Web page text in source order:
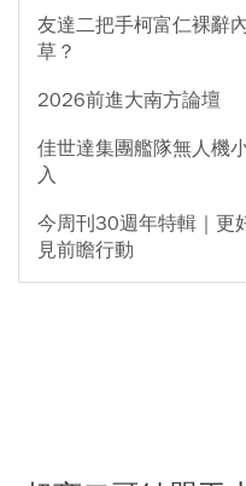
友達二把手柯富仁裸辭
草？
2026前進大南方論壇
佳世達集團艦隊無人機
入
今周刊30週年特輯｜更
見前瞻行動